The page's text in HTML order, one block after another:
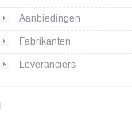
Aanbiedingen
Fabrikanten
Leveranciers